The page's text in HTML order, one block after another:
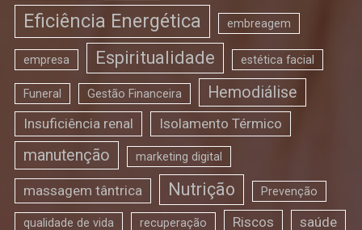
Eficiência Energética embreagem
empresa Espiritualidade estética facial
Funeral Gestão Financeira Hemodiálise
Insuficiência renal Isolamento Térmico
manutenção marketing digital
massagem tântrica Nutrição Prevenção
qualidade de vida recuperação Riscos saúde